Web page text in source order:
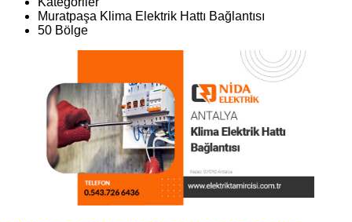
Muratpaşa Klima Elektrik Hattı Bağlantısı
50 Bölge